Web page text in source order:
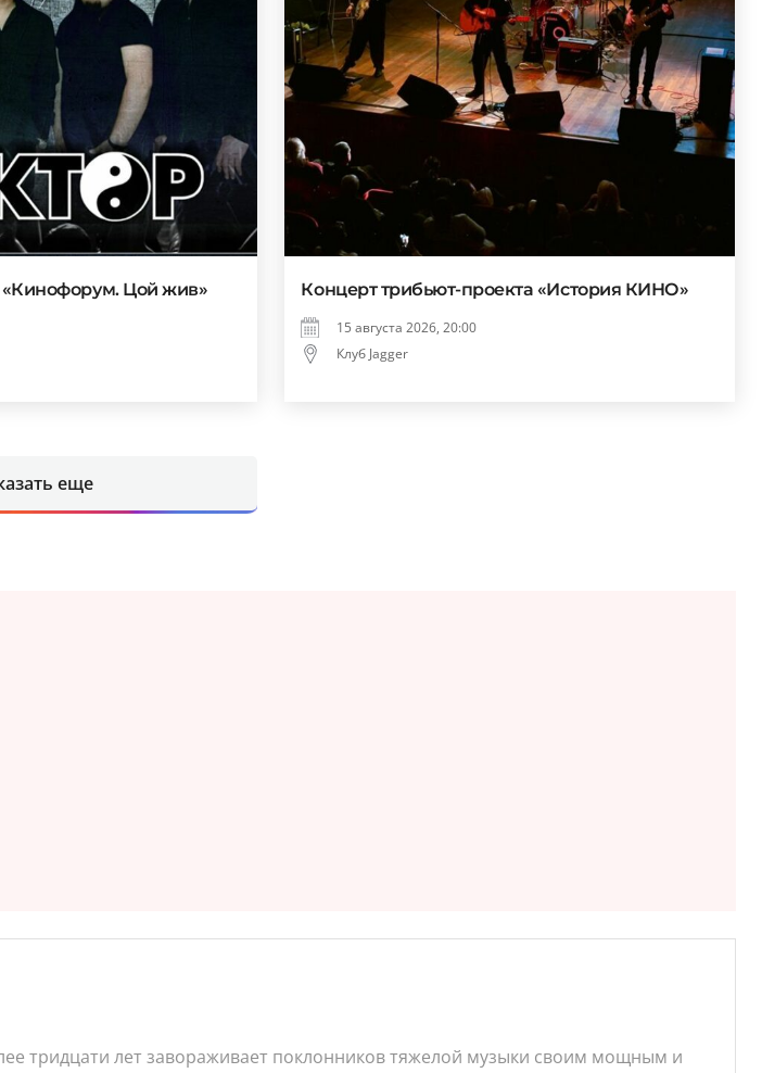
«Кинофорум. Цой жив» Концерт трибьют-проекта «История КИНО»
15 августа 2026, 20:00
Клуб Jagger
еще
тридцати лет завораживает поклонников тяжелой музыки своим мощным и